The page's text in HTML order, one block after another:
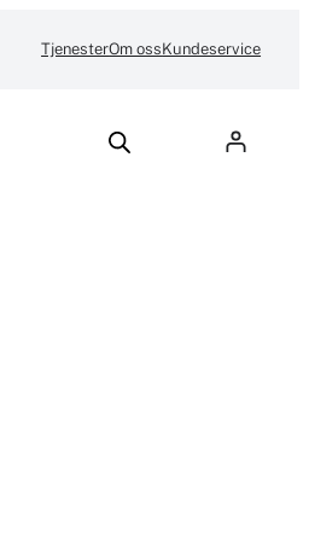
TjenesterOm ossKundeservice